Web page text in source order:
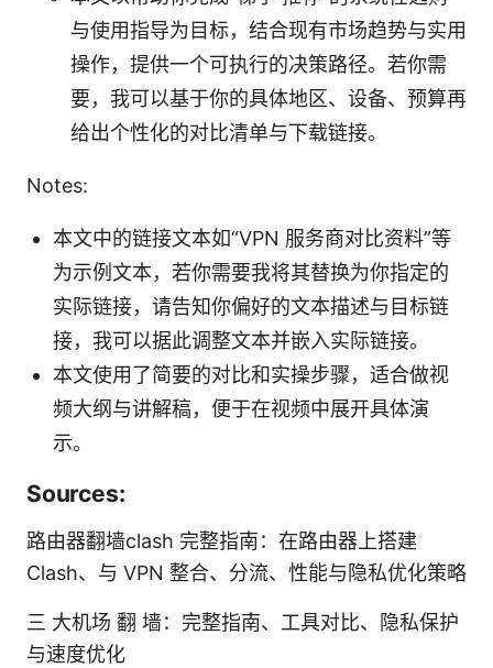
与使用指导为目标，结合现有市场趋势与实用
操作，提供一个可执行的决策路径。若你需
要，我可以基于你的具体地区、设备、预算再
给出个性化的对比清单与下载链接。
Notes:
本文中的链接文本如“VPN 服务商对比资料”等
为示例文本，若你需要我将其替换为你指定的
实际链接，请告知你偏好的文本描述与目标链
接，我可以据此调整文本并嵌入实际链接。
本文使用了简要的对比和实操步骤，适合做视
频大纲与讲解稿，便于在视频中展开具体演
示。
Sources:
路由器翻墙clash 完整指南：在路由器上搭建
Clash、与 VPN 整合、分流、性能与隐私优化策略
三 大机场 翻 墙：完整指南、工具对比、隐私保护
与速度优化